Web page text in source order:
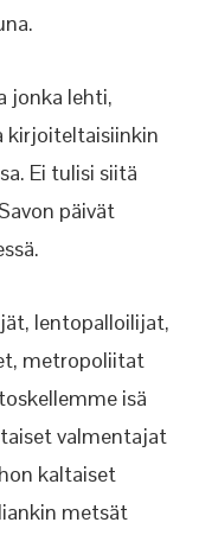
jonka lehti,
kirjoiteltaisiinkin
Ei tulisi siitä
päivät
lentopalloilijat,
metropoliitat
isä
valmentajat
kaltaiset
metsät